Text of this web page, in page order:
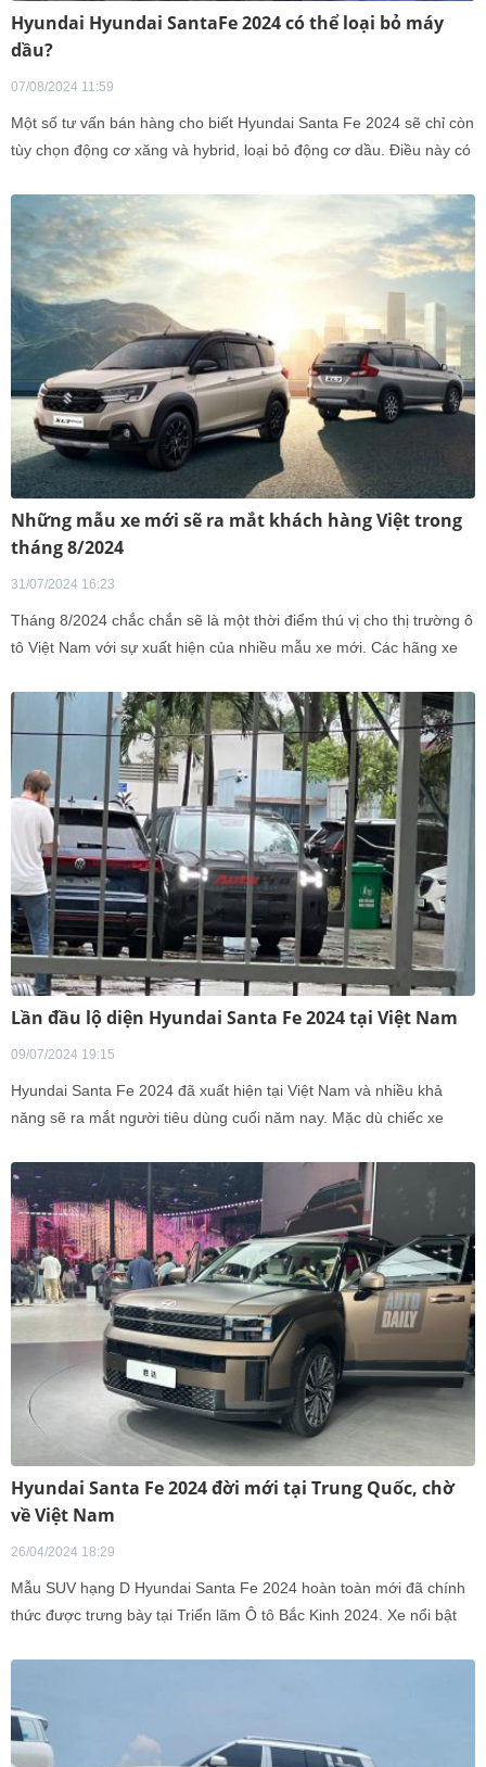
Hyundai Hyundai SantaFe 2024 có thể loại bỏ máy
dầu?
07/08/2024 11:59
Một số tư vấn bán hàng cho biết Hyundai Santa Fe 2024 sẽ chỉ còn
tùy chọn động cơ xăng và hybrid, loại bỏ động cơ dầu. Điều này có
Những mẫu xe mới sẽ ra mắt khách hàng Việt trong
tháng 8/2024
31/07/2024 16:23
Tháng 8/2024 chắc chắn sẽ là một thời điểm thú vị cho thị trường ô
tô Việt Nam với sự xuất hiện của nhiều mẫu xe mới. Các hãng xe
nhắm đến việc tạo dấu ấn và thu hút sự chú ý từ người tiêu dùng.
Lần đầu lộ diện Hyundai Santa Fe 2024 tại Việt Nam
09/07/2024 19:15
Hyundai Santa Fe 2024 đã xuất hiện tại Việt Nam và nhiều khả
năng sẽ ra mắt người tiêu dùng cuối năm nay. Mặc dù chiếc xe
mới không thể lẫn được, đặc biệt là cụm đèn mới lộ diện.
Hyundai Santa Fe 2024 đời mới tại Trung Quốc, chờ
về Việt Nam
26/04/2024 18:29
Mẫu SUV hạng D Hyundai Santa Fe 2024 hoàn toàn mới đã chính
thức được trưng bày tại Triển lãm Ô tô Bắc Kinh 2024. Xe nổi bật